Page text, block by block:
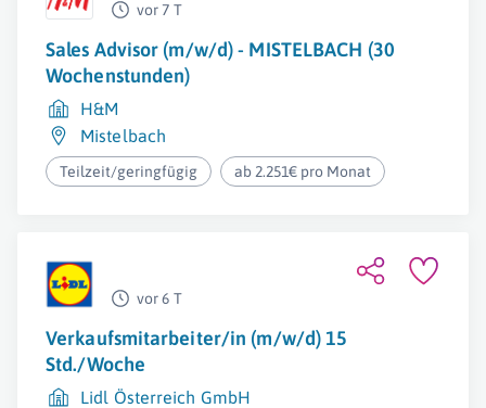
vor 7 T
Sales Advisor (m/w/d) - MISTELBACH (30
Wochenstunden)
H&M
Mistelbach
Teilzeit/geringfügig ab 2.251€ pro Monat
vor 6 T
Verkaufsmitarbeiter/in (m/w/d) 15
Std./Woche
Lidl Österreich GmbH